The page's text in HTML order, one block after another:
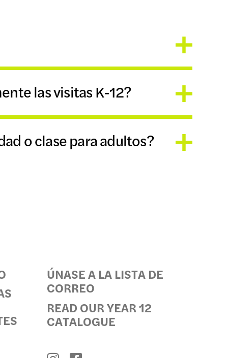
las visitas K-12?
o clase para adultos?
ÚNASE A LA LISTA DE
CORREO
READ OUR YEAR 12
CATALOGUE